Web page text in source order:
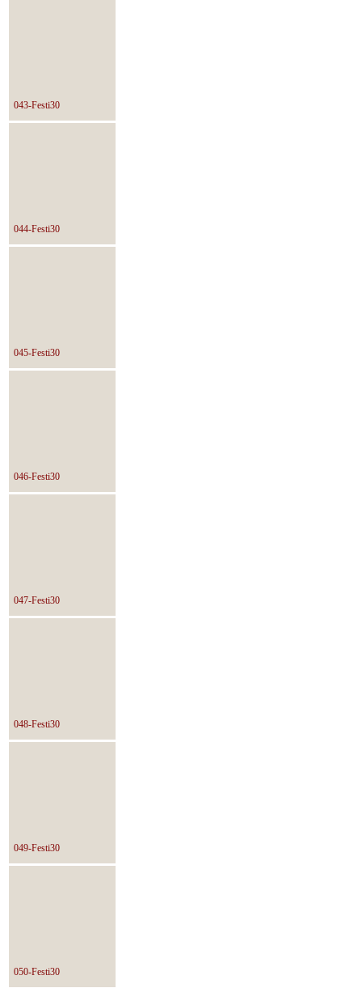
043-Festi30
044-Festi30
045-Festi30
046-Festi30
047-Festi30
048-Festi30
049-Festi30
050-Festi30